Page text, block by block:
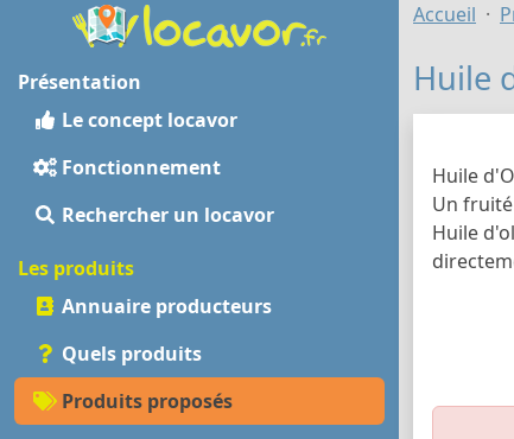
Présentation
Le concept locavor
Fonctionnement
Rechercher un locavor
Les produits
Annuaire producteurs
Quels produits
Produits proposés
Accueil
Huile
Huile
Un
Huile